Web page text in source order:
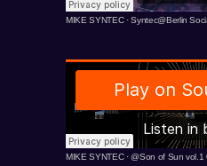
MIKE SYNTEC·Syntec@Berlin
MIKE SYNTEC·@Son of Sun vol.1